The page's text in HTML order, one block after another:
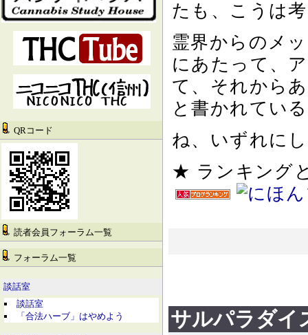
QRコード
読者会員フォーラム一覧
フォーラム一覧
談話室
談話室
「合法ハーブ」はやめよう
たも、こうは
霊界からのメ
にあたって、
て、それから
と書かれてい
ね、いずれに
★ ランキン
サルパラダイ